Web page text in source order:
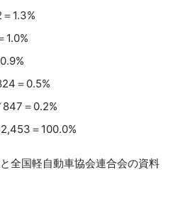
1.3%
1.0%
＝0.5%
847＝0.2%
＝100.0%
全国軽自動車協会連合会の資料